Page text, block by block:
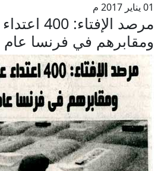
01 يناير 2017 م
مرصد
ومقابرهم في فرنسا عام 2015